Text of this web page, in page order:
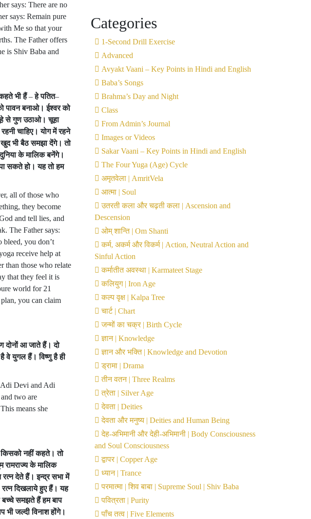
says: There are no
says: Remain pure
Me so that your
The Father offers
is Shiv Baba and
भी हैं–हे पतित–
पावन बनाओ। ईश्वर को
से गुण उठाओ। चूहा
रहनी चाहिए। योग में रहने
खुद भी बैठ समझा देंगे। तो
दुनिया के मालिक बनेंगे।
सकते हो। यह तो हम
all of those who
they become
and tell lies, and
The Father says:
bleed, you don’t
receive help at
than those who relate
that they feel it is
world for 21
you can claim
दोनों आ जाते हैं। दो
है वे युगल हैं। विष्णु है ही
Adi Devi and Adi
two are
means she
किसको नहीं कहते। तो
रामराज्य के मालिक
रत्न देते हैं। इन्द्र सभा में
रत्न दिखलाये हुए हैं। यह
बच्चे समझते हैं हम बाप
भी जल्दी विनाश होंगे।
Categories
1-Second Drill Exercise
Advanced
Avyakt Vaani – Key Points in Hindi and English
Baba’s Songs
Brahma’s Day and Night
Class
From Admin’s Journal
Images or Videos
Sakar Vaani – Key Points in Hindi and English
The Four Yuga (Age) Cycle
अमृतवेला | AmritVela
आत्मा | Soul
उतरती कला और चढ़ती कला | Ascension and
Descension
ओम् शान्ति | Om Shanti
कर्म, अकर्म और विकर्म | Action, Neutral Action and
Sinful Action
कर्मातीत अवस्था | Karmateet Stage
कलियुग | Iron Age
कल्प वृक्ष | Kalpa Tree
चार्ट | Chart
जन्मों का चक्र | Birth Cycle
ज्ञान | Knowledge
ज्ञान और भक्ति | Knowledge and Devotion
ड्रामा | Drama
तीन वतन | Three Realms
त्रेता | Silver Age
देवता | Deities
देवता और मनुष्य | Deities and Human Being
देह-अभिमानी और देही-अभिमानी | Body Consciousness
and Soul Consciousness
द्वापर | Copper Age
ध्यान | Trance
परमात्मा | शिव बाबा | Supreme Soul | Shiv Baba
पवित्रता | Purity
पाँच तत्व | Five Elements